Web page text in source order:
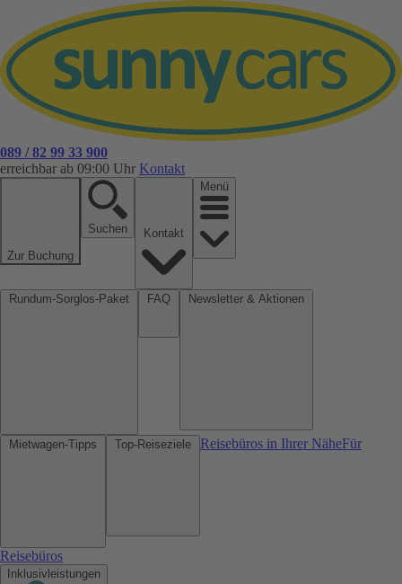
089 / 82 99 33 900
erreichbar ab 09:00 Uhr Kontakt
Zur Buchung
Suchen
Menü
Reisebüros in Ihrer NäheFür
Reisebüros
Inklusivleistungen